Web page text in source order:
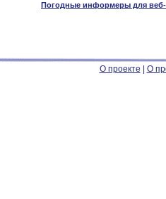
Погодные информеры для веб-
О проекте О